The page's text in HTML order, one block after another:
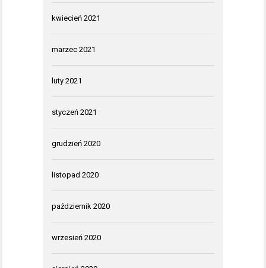
kwiecień 2021
marzec 2021
luty 2021
styczeń 2021
grudzień 2020
listopad 2020
październik 2020
wrzesień 2020